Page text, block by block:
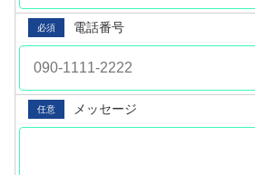
必須 電話番号
任意 メッセージ